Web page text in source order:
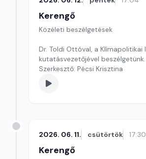
Kerengő
Közéleti beszélgetések
Dr. Toldi Ottóval, a Klímapolitikai Intézet
kutatásvezetőjével beszélgetünk.
Szerkesztő: Pécsi Krisztina
2026. 06. 11. csütörtök 17:30
Kerengő